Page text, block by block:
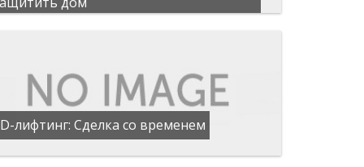
лифтинг: Сделка со временем